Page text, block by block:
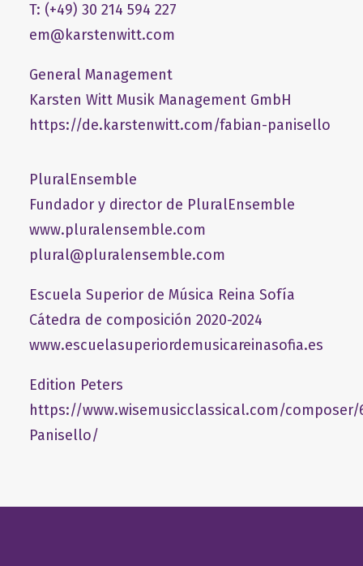
T: (+49) 30 214 594 227
em@karstenwitt.com
General Management
​Karsten Witt Musik Management GmbH​
https://de.karstenwitt.com/fabian-panisello
PluralEnsemble
Fundador y director de PluralEnsemble
www.pluralensemble.com
plural@pluralensemble.com
Escuela Superior de Música Reina Sofía
Cátedra de composición 2020-2024
www.escuelasuperiordemusicareinasofia.es
Edition Peters
https://www.wisemusicclassical.com/composer/
Panisello/